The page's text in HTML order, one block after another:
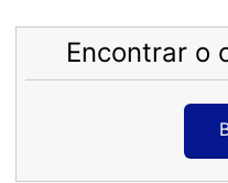
Encontrar o